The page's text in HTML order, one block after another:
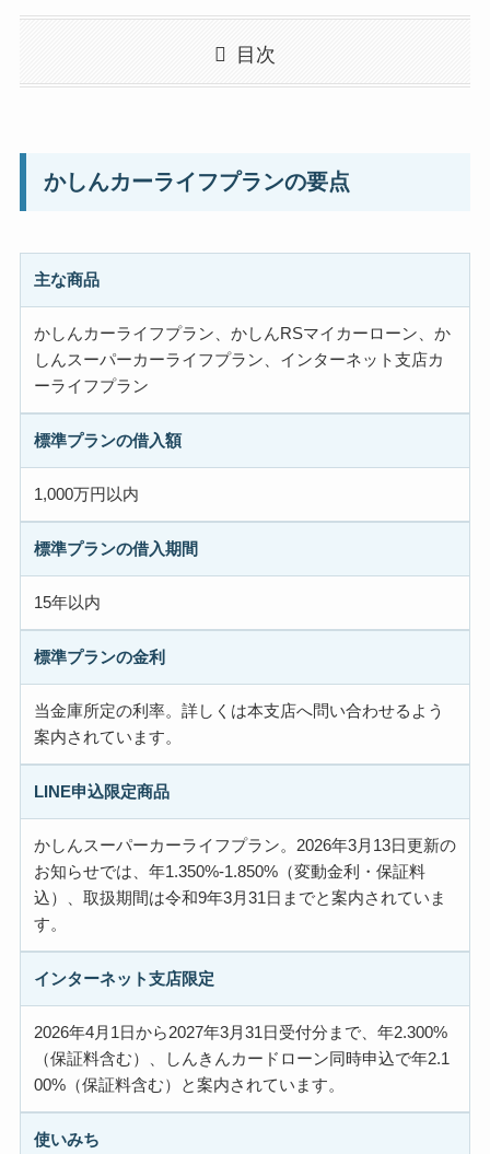
目次
かしんカーライフプランの要点
主な商品
かしんカーライフプラン、かしんRSマイカーローン、か
しんスーパーカーライフプラン、インターネット支店カ
ーライフプラン
標準プランの借入額
1,000万円以内
標準プランの借入期間
15年以内
標準プランの金利
当金庫所定の利率。詳しくは本支店へ問い合わせるよう
案内されています。
LINE申込限定商品
かしんスーパーカーライフプラン。2026年3月13日更新の
お知らせでは、年1.350%-1.850%（変動金利・保証料
込）、取扱期間は令和9年3月31日までと案内されていま
す。
インターネット支店限定
2026年4月1日から2027年3月31日受付分まで、年2.300%
（保証料含む）、しんきんカードローン同時申込で年2.1
00%（保証料含む）と案内されています。
使いみち